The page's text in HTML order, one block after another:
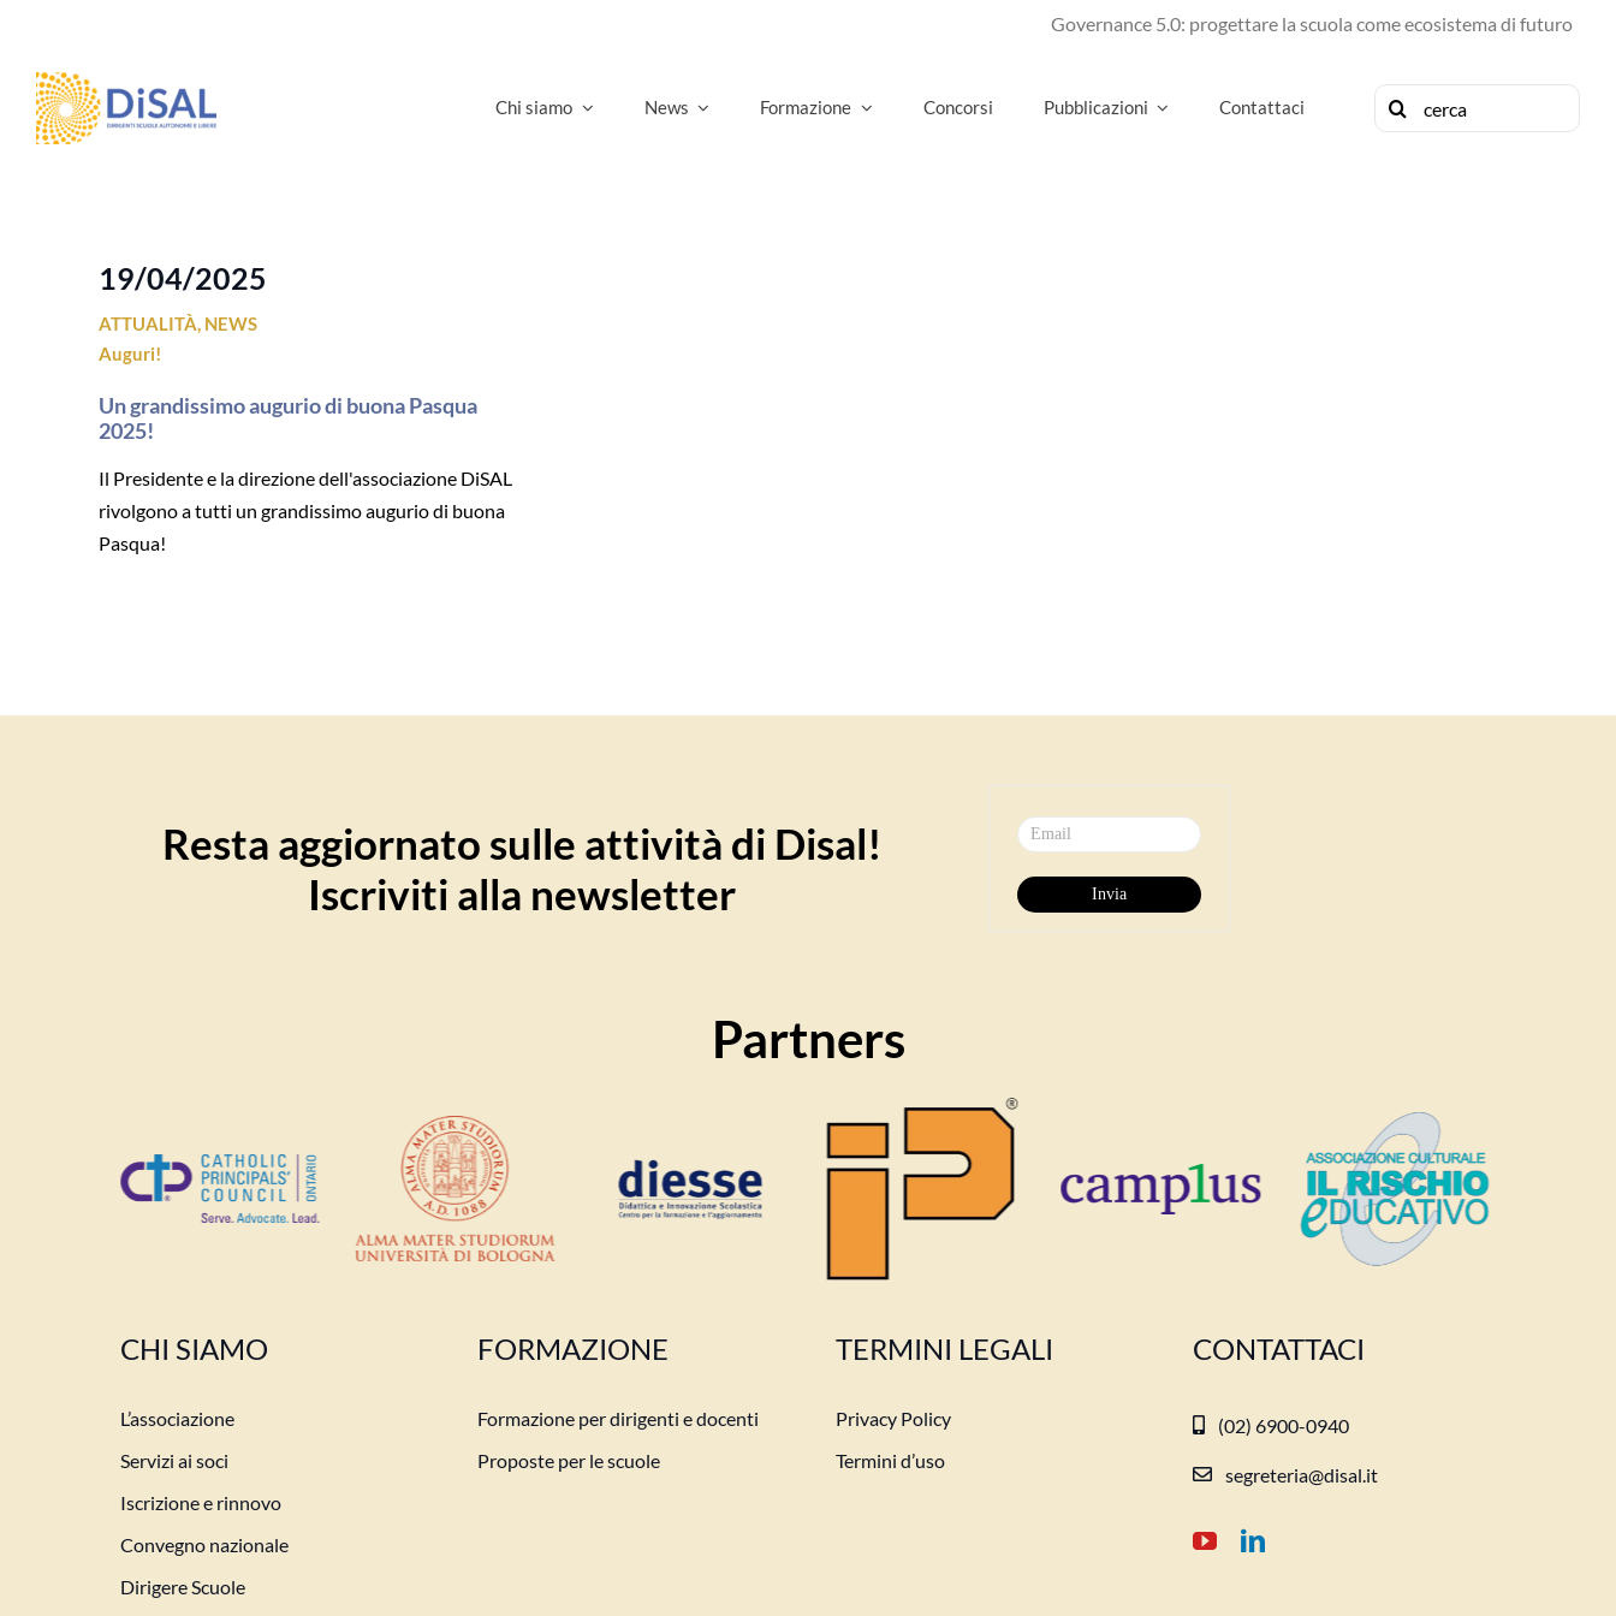
contenuto
Governance 5.0: progettare la scuola come ecosistema di futuro
Chi siamo News Formazione Concorsi Pubblicazioni Contattaci
Cerca
per:
19/04/2025
ATTUALITÀ, NEWS
Auguri!
Un grandissimo augurio di buona Pasqua
2025!
Il Presidente e la direzione dell'associazione DiSAL
rivolgono a tutti un grandissimo augurio di buona
Pasqua!
Resta aggiornato sulle attività di Disal!
Iscriviti alla newsletter
Partners
CHI SIAMO
L’associazione
Servizi ai soci
Iscrizione e rinnovo
Convegno nazionale
Dirigere Scuole
FORMAZIONE
Formazione per dirigenti e docenti
Proposte per le scuole
TERMINI LEGALI
Privacy Policy
Termini d’uso
CONTATTACI
(02) 6900-0940
segreteria@disal.it